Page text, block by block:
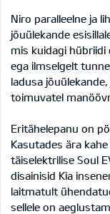
Niro paralleelne ja
jõuülekande
mis kuidagi hübriidi
ega ilmselgelt
ladusa
toimuvatel
Eritähelepanu on
Kasutades ära
täiselektrilise Soul
disainisid Kia
laitmatult
sellele on